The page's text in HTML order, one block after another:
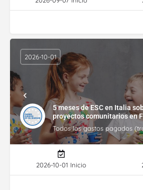
5 meses de ESC en Italia
proyectos comunitarios en
Todos los gastos pagados
2026-10-01
2026-10-01 Inicio